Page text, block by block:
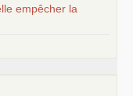
empêcher la